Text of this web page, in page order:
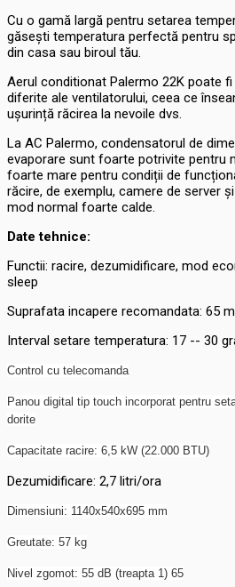
Cu o gamă largă pentru setarea
găsești temperatura perfectă pentru
din casa sau biroul tău.
Aerul conditionat Palermo 22K poate
diferite ale ventilatorului, ceea ce
ușurință răcirea la nevoile dvs.
La AC Palermo, condensatorul de
evaporare sunt foarte potrivite pentru
foarte mare pentru condiții de
răcire, de exemplu, camere de server
mod normal foarte calde.
Date tehnice:
Functii: racire, dezumidificare, mod
sleep
Suprafata incapere recomandata: 65
Interval setare temperatura: 17 -- 30
Control cu telecomanda
​Panou digital tip touch incorporat pentru
dorite
Capacitate racire: 6,5 kW (22.000 BTU)
Dezumidificare: 2,7 litri/ora
​Dimensiuni: 1140x540x695 mm
​Greutate: 57 kg
​Nivel zgomot: 55 dB (treapta 1) 65